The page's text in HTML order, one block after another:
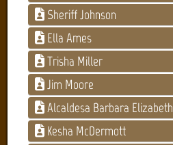
Sheriff Johnson
Ella Ames
Trisha Miller
Jim Moore
Alcaldesa Barbara Elizabeth
Kesha McDermott